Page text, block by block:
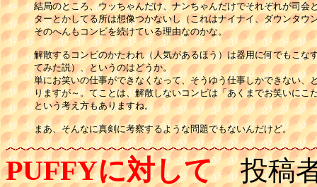
結局のところ、ウッちゃんだけ、ナンちゃんだけでそれぞれが司会
ターとかしてる所は想像つかないし（これはナイナイ、ダウンタウ
そのへんもコンビを続けている理由なのかな。
解散するコンビのかたわれ（人気があるほう）は器用に何でもこな
てみた説）、というのはどうか。
単にお笑いの仕事ができなくなって、そうゆう仕事しかできない、
りますが～。てことは、解散しないコンビは「あくまでお笑いにこ
という考え方もありますね。
まあ、そんなに真剣に考察するような問題でもないんだけど。
PUFFYに対して投稿